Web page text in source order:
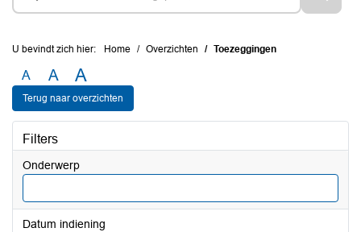
U bevindt zich hier: Home Overzichten Toezeggingen
A A A
Terug naar overzichten
Filters
Onderwerp
Datum indiening